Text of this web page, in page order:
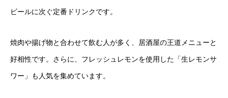
ビールに次ぐ定番ドリンクです。
焼肉や揚げ物と合わせて飲む人が多く、居酒屋の王道メニューと
好相性です。さらに、フレッシュレモンを使用した「生レモンサ
ワー」も人気を集めています。